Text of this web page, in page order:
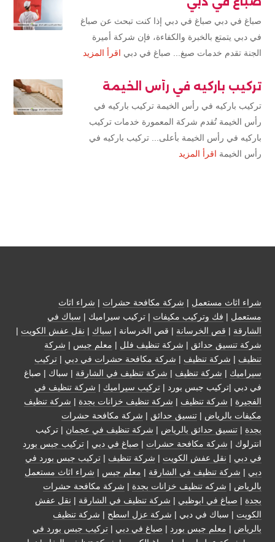
صباغ في دبي صباغ في دبي إذا كنت تبحث عن صباغ
في دبي يتمتع بالخبرة والكفاءة، فإن شركة أميرة
الجنة تقدم خدمات صبغ... صباغ في دبي اقرأ المزيد
تركيب باركيه في رأس الخيمة
تركيب باركيه في رأس الخيمة تركيب باركيه في
رأس الخيمة تُقدم شركة المعمورة خدمات تركيب
باركيه في رأس الخيمة بأعلى... تركيب باركيه في
رأس الخيمة اقرأ المزيد
شراء اثاث مستعمل | شركة مكافحة حشرات | شراء اثاث
مستعمل | فك وتركيب مكيفات | تركيب سيراميك | سباك في
الشارقة | قص الخرسانة | قص الخرسانة | سباك | نقل عفش الكويت |
شركة تنسيق حدائق | شركة تنظيف فلل | معلم جبس | شركة
تنظيف | شركة تنظيف | شركة مكافحة حشرات في دبي | تركيب
سيراميك | شركة تنظيف | شركة تنظيف في الشارقة | سباك | صباغ
في دبي |تركيب جبس بورد | تركيب سيراميك | شركة تنظيف في
الفجيرة | شركة تنظيف | شركة تنظيف خزانات بجدة | شركة تنظيف
مكيفات بالرياض | تنسيق حدائق | شركة مكافحة حشرات
بجدة | تنسيق حدائق بالرياض | شركة تنظيف في عجمان | تركيب
انترلوك | شركة مكافحة حشرات | صباغ في دبي | تركيب جبس بورد
في دبي | نقل عفش الكويت | شركة تنظيف | تركيب جبس بورد في
دبي | شركة تنظيف في الشارقة | معلم جبس | شراء اثاث مستعمل
بالرياض | شركه تنظيف خزانات بجدة | شركة مكافحة حشرات
بجدة | صباغ في ابوظبي | شركة تنظيف في الشارقة | نقل عفش
الكويت | سباك في دبي | شركة عزل اسطح | شركة تنظيف
بالرياض | معلم جبس بورد | صباغ في دبي | تركيب جبس بورد في